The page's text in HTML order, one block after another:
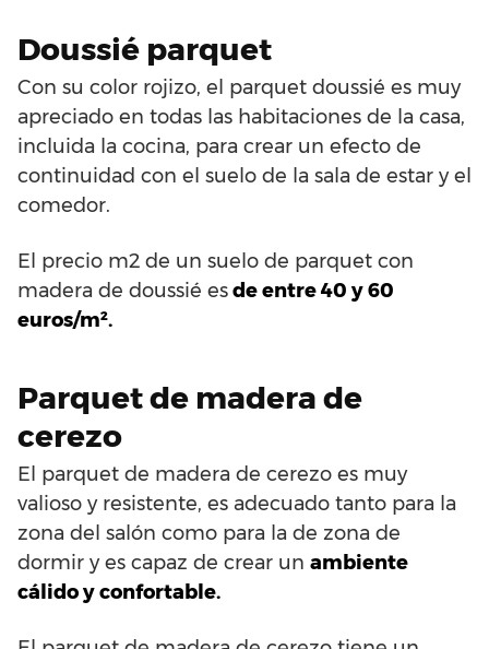
Doussié parquet
Con su color rojizo, el parquet doussié es muy
apreciado en todas las habitaciones de la casa,
incluida la cocina, para crear un efecto de
continuidad con el suelo de la sala de estar y el
comedor.
El precio m2 de un suelo de parquet con
madera de doussié esde entre 40 y 60
euros/m².
Parquet de madera de
cerezo
El parquet de madera de cerezo es muy
valioso y resistente, es adecuado tanto para la
zona del salón como para la de zona de
dormir y es capaz de crear un ambiente
cálido y confortable.